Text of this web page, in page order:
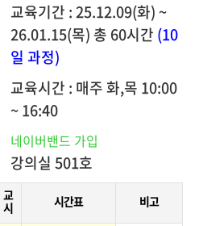
교육기간 : 25.12.09(화) ~
26.01.15(목) 총 60시간 (10
일 과정)
교육시간 : 매주 화,목 10:00
~ 16:40
네이버밴드 가입
강의실 501호
교
시
시간표 비고